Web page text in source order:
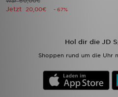
Jetzt 20,00€ - 67%
Hol dir die JD
Shoppen rund um die Uhr